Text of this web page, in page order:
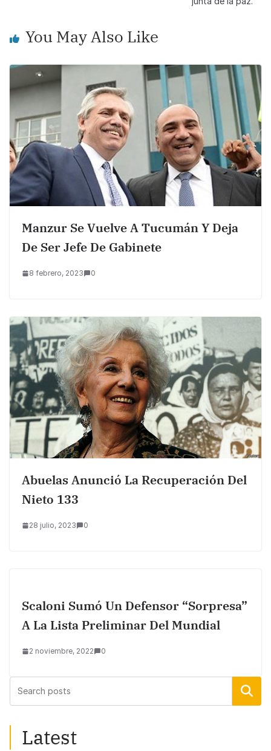
k
You May Also Like
Manzur Se Vuelve A Tucumán Y Deja
De Ser Jefe De Gabinete
8 febrero, 2023 0
Abuelas Anunció La Recuperación Del
Nieto 133
28 julio, 2023 0
Scaloni Sumó Un Defensor “sorpresa”
A La Lista Preliminar Del Mundial
2 noviembre, 2022 0
Buscar
Latest